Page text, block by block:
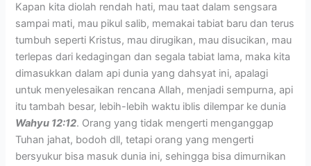
Kapan kita diolah rendah hati, mau taat dalam sengsara
sampai mati, mau pikul salib, memakai tabiat baru dan terus
tumbuh seperti Kristus, mau dirugikan, mau disucikan, mau
terlepas dari kedagingan dan segala tabiat lama, maka kita
dimasukkan dalam api dunia yang dahsyat ini, apalagi
untuk menyelesaikan rencana Allah, menjadi sempurna, api
itu tambah besar, lebih-lebih waktu iblis dilempar ke dunia
Wahyu 12:12. Orang yang tidak mengerti menganggap
Tuhan jahat, bodoh dll, tetapi orang yang mengerti
bersyukur bisa masuk dunia ini, sehingga bisa dimurnikan